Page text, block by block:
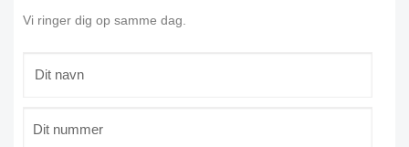
Vi ringer dig op samme dag.